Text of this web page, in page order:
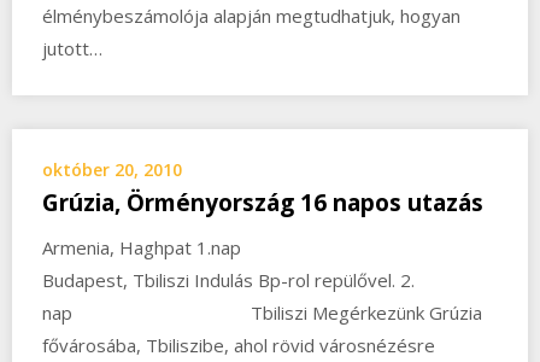
élménybeszámolója alapján megtudhatjuk, hogyan
jutott…
október 20, 2010
Grúzia, Örményország 16 napos utazás
Armenia, Haghpat 1.nap
Budapest, Tbiliszi Indulás Bp-rol repülővel. 2.
nap Tbiliszi Megérkezünk Grúzia
fővárosába, Tbiliszibe, ahol rövid városnézésre